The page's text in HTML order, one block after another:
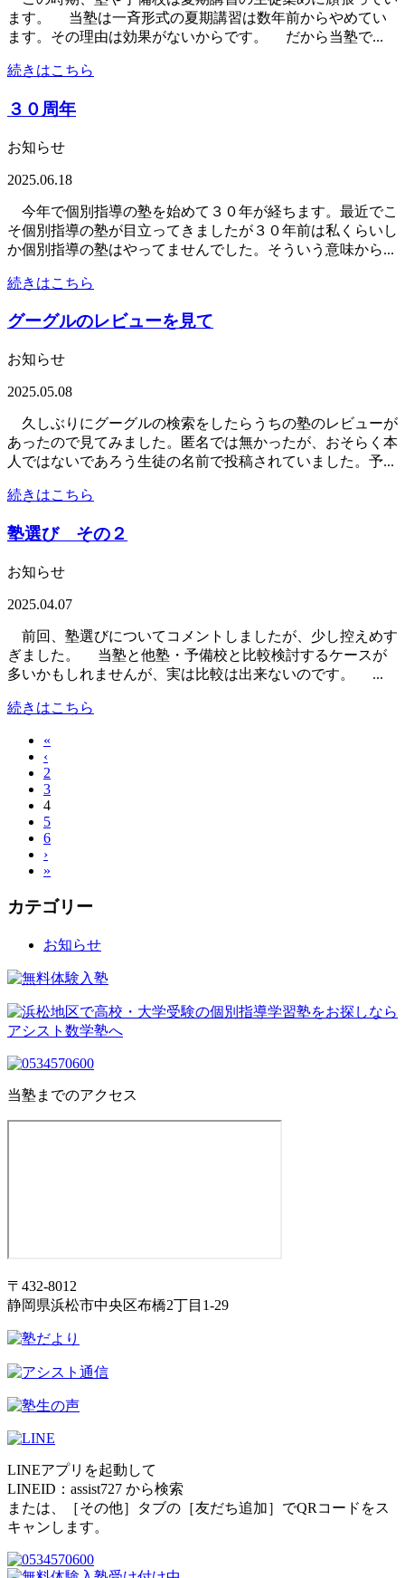
ます。 当塾は一斉形式の夏期講習は数年前からやめてい
ます。その理由は効果がないからです。 だから当塾で...
続きはこちら
３０周年
お知らせ
2025.06.18
今年で個別指導の塾を始めて３０年が経ちます。最近でこ
そ個別指導の塾が目立ってきましたが３０年前は私くらいし
か個別指導の塾はやってませんでした。そういう意味から...
続きはこちら
グーグルのレビューを見て
お知らせ
2025.05.08
久しぶりにグーグルの検索をしたらうちの塾のレビューが
あったので見てみました。匿名では無かったが、おそらく本
人ではないであろう生徒の名前で投稿されていました。予...
続きはこちら
塾選び その２
お知らせ
2025.04.07
前回、塾選びについてコメントしましたが、少し控えめす
ぎました。 当塾と他塾・予備校と比較検討するケースが
多いかもしれませんが、実は比較は出来ないのです。 ...
続きはこちら
«
‹
2
3
4
5
6
›
»
カテゴリー
お知らせ
当塾までのアクセス
〒432-8012
静岡県浜松市中央区布橋2丁目1-29
LINEアプリを起動して
LINEID： assist727 から検索
または、［その他］タブの［友だち追加］でQRコードをス
キャンします。